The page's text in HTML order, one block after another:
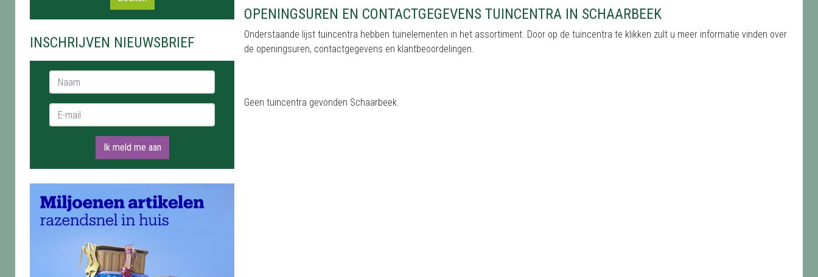
INSCHRIJVEN NIEUWSBRIEF
Naam *
E-mail *
Ik meld me aan
OPENINGSUREN EN CONTACTGEGEVENS TUINCENTRA IN SCHAARBEEK
Onderstaande lijst tuincentra hebben tuinelementen in het assortiment. Door op de tuincentra te klikken zult u meer informatie vinden over
de openingsuren, contactgegevens en klantbeoordelingen.
Geen tuincentra gevonden Schaarbeek.